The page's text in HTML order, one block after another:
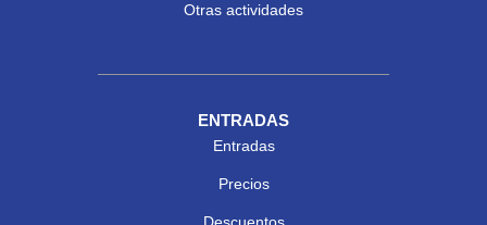
Otras actividades
ENTRADAS
Entradas
Precios